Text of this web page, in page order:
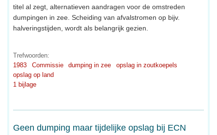
titel al zegt, alternatieven aandragen voor de omstreden
dumpingen in zee. Scheiding van afvalstromen op bijv.
halveringstijden, wordt als belangrijk gezien.
Trefwoorden:
1983
Commissie dumping in zee
opslag in zoutkoepels
opslag op land
1 bijlage
Geen dumping maar tijdelijke opslag bij ECN